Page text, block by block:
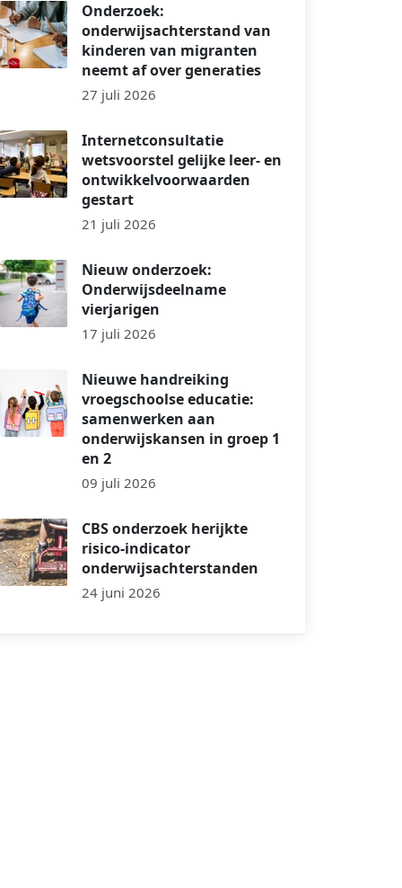
Onderzoek:
onderwijsachterstand van
kinderen van migranten
neemt af over generaties
27 juli 2026
Internetconsultatie
wetsvoorstel gelijke leer- en
ontwikkelvoorwaarden
gestart
21 juli 2026
Nieuw onderzoek:
Onderwijsdeelname
vierjarigen
17 juli 2026
Nieuwe handreiking
vroegschoolse educatie:
samenwerken aan
onderwijskansen in groep 1
en 2
09 juli 2026
CBS onderzoek herijkte
risico-indicator
onderwijsachterstanden
24 juni 2026